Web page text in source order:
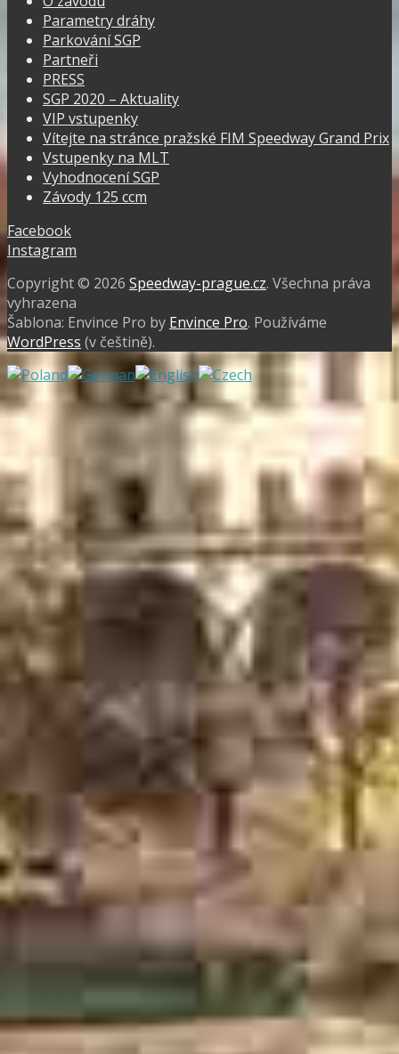
Parametry dráhy
Parkování SGP
Partneři
PRESS
SGP 2020 – Aktuality
VIP vstupenky
Vítejte na stránce pražské FIM Speedway Grand Prix
Vstupenky na MLT
Vyhodnocení SGP
Závody 125 ccm
Facebook
Instagram
Copyright © 2026 Speedway-prague.cz. Všechna práva
vyhrazena
Šablona: Envince Pro by Envince Pro. Používáme
WordPress (v češtině).